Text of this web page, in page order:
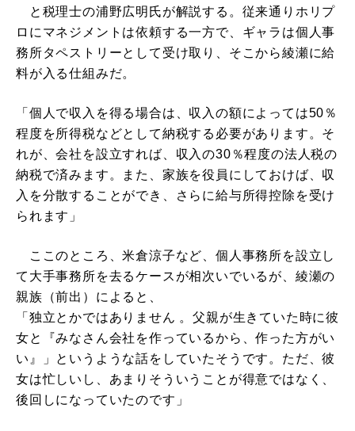
と税理士の浦野広明氏が解説する。従来通りホリプ
ロにマネジメントは依頼する一方で、ギャラは個人事
務所タペストリーとして受け取り、そこから綾瀬に給
料が入る仕組みだ。
「個人で収入を得る場合は、収入の額によっては50％
程度を所得税などとして納税する必要があります。そ
れが、会社を設立すれば、収入の30％程度の法人税の
納税で済みます。また、家族を役員にしておけば、収
入を分散することができ、さらに給与所得控除を受け
られます」
ここのところ、米倉涼子など、個人事務所を設立し
て大手事務所を去るケースが相次いでいるが、綾瀬の
親族（前出）によると、
「独立とかではありません 。父親が生きていた時に彼
女と『みなさん会社を作っているから、作った方がい
い』」というような話をしていたそうです。ただ、彼
女は忙しいし、あまりそういうことが得意ではなく、
後回しになっていたのです」